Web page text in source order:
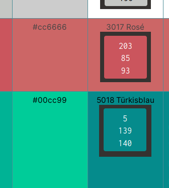
#cc6666 3017 Rosé
#00cc99 5018 Türkisblau